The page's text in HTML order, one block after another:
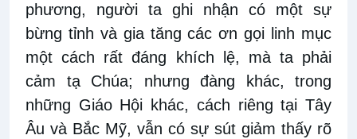
phương, người ta ghi nhận có một sự
bừng tỉnh và gia tăng các ơn gọi linh mục
một cách rất đáng khích lệ, mà ta phải
cảm tạ Chúa; nhưng đàng khác, trong
những Giáo Hội khác, cách riêng tại Tây
Âu và Bắc Mỹ, vẫn có sự sút giảm thấy rõ